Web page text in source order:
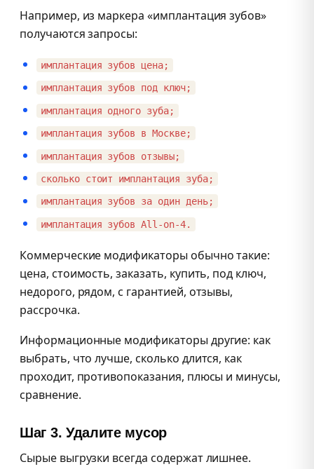
Например, из маркера «имплантация зубов»
получаются запросы:
имплантация зубов цена;
имплантация зубов под ключ;
имплантация одного зуба;
имплантация зубов в Москве;
имплантация зубов отзывы;
сколько стоит имплантация зуба;
имплантация зубов за один день;
имплантация зубов All-on-4.
Коммерческие модификаторы обычно такие:
цена, стоимость, заказать, купить, под ключ,
недорого, рядом, с гарантией, отзывы,
рассрочка.
Информационные модификаторы другие: как
выбрать, что лучше, сколько длится, как
проходит, противопоказания, плюсы и минусы,
сравнение.
Шаг 3. Удалите мусор
Сырые выгрузки всегда содержат лишнее.